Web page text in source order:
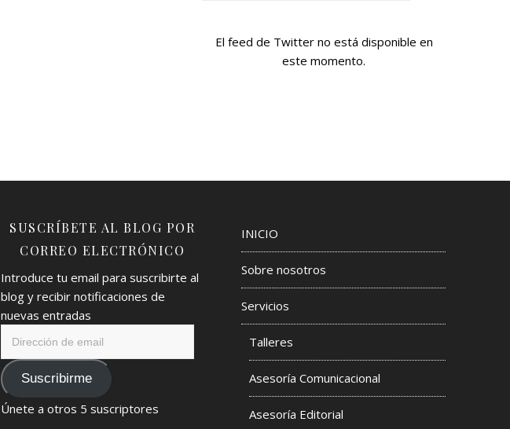
El feed de Twitter no está disponible en
este momento.
SUSCRÍBETE AL BLOG POR
CORREO ELECTRÓNICO
Introduce tu email para suscribirte al
blog y recibir notificaciones de
nuevas entradas
emailSuscribirme
Únete a otros 5 suscriptores
INICIO
Sobre nosotros
Servicios
Talleres
Asesoría Comunicacional
Asesoría Editorial